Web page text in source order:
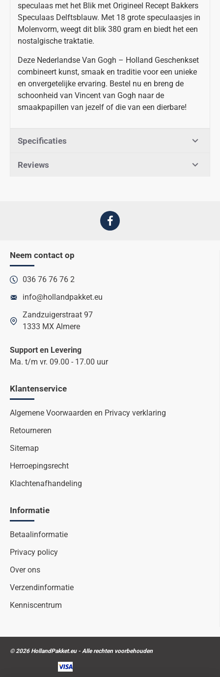
speculaas met het Blik met Origineel Recept Bakkers
Speculaas Delftsblauw. Met 18 grote speculaasjes in
Molenvorm, weegt dit blik 380 gram en biedt het een
nostalgische traktatie.
Deze Nederlandse Van Gogh – Holland Geschenkset
combineert kunst, smaak en traditie voor een unieke
en onvergetelijke ervaring. Bestel nu en breng de
schoonheid van Vincent van Gogh naar de
smaakpapillen van jezelf of die van een dierbare!
Specificaties
Reviews
Neem contact op
036 76 76 76 2
info@hollandpakket.eu
Zandzuigerstraat 97
1333 MX Almere
Support en Levering
Ma. t/m vr. 09.00 - 17.00 uur
Klantenservice
Algemene Voorwaarden en Privacy verklaring
Retourneren
Sitemap
Herroepingsrecht
Klachtenafhandeling
Informatie
Betaalinformatie
Privacy policy
Over ons
Verzendinformatie
Kenniscentrum
© 2026 HollandPakket.eu - Alle rechten voorbehouden